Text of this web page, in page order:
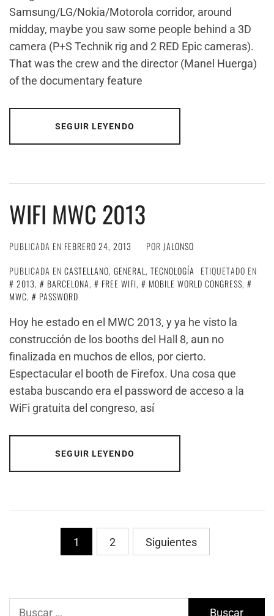
Samsung/LG/Nokia/Motorola corridor, around
midday, maybe you saw some people behind a 3D
camera (P+S Technik rig and 2 RED Epic cameras).
That was the crew and the director (Manel Huerga)
of the documentary feature
SEGUIR LEYENDO
WIFI MWC 2013
PUBLICADA EN FEBRERO 24, 2013 POR JALONSO
PUBLICADA EN CASTELLANO, GENERAL, TECNOLOGÍA
ETIQUETADO EN
2013, BARCELONA, FREE WIFI, MOBILE WORLD CONGRESS,
MWC,
PASSWORD
Hoy he estado en el MWC 2013, y ya he visto la
construcción de los booths del Hall 8, aun no
finalizada en muchos de ellos, por cierto.
Espectacular el booth de Firefox. Una cosa que
estaba buscando era el password de acceso a la
WiFi gratuita del congreso, así
SEGUIR LEYENDO
Paginación
1 2 Siguientes
Buscar: